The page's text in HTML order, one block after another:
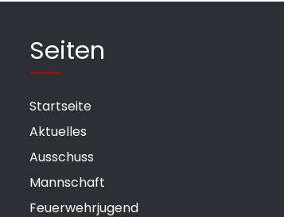
Seiten
Startseite
Aktuelles
Ausschuss
Mannschaft
Feuerwehrjugend